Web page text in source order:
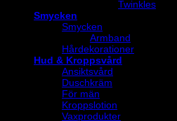
Twinkles
Smycken
Smycken
Armband
Hårdekorationer
Hud & Kroppsvård
Ansiktsvård
Duschkräm
För män
Kroppslotion
Vaxprodukter